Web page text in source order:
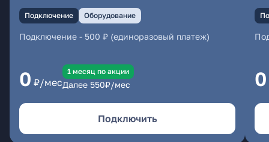
Подключение Оборудование
Подключение - 500 ₽ (единоразовый платеж)
0 ₽/мес
1 месяц по акции
Далее 550₽/мес
Подключить
0